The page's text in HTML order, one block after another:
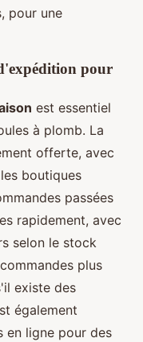
pour une
pour
est essentiel
à plomb. La
offerte, avec
boutiques
passées
rapidement, avec
selon le stock
plus
existe des
également
en ligne pour des